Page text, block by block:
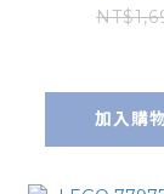
侏儸紀世
加入購